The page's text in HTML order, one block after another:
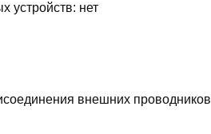
устройств: нет
внешних проводников